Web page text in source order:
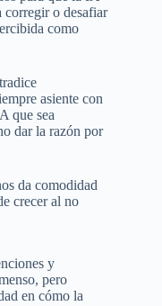
corregir o desafiar
como
asiente con
que sea
dar la razón por
da comodidad
crecer al no
y
pero
en cómo la